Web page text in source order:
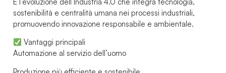
sostenibilità e centralità umana nei processi industriali,
promuovendo innovazione responsabile e ambientale.
Vantaggi principali
Automazione al servizio dell’uomo